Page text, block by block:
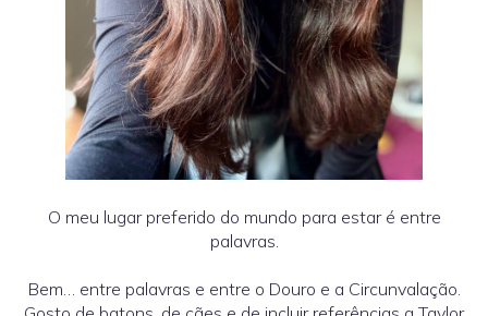
O meu lugar preferido do mundo para estar é entre
palavras.
Bem… entre palavras e entre o Douro e a Circunvalação.